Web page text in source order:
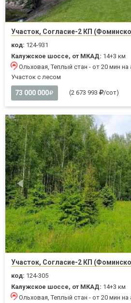
Участок, Согласие-2 КП
код: 124-931
Калужское шоссе, от МКАД: 14+3 км
Ольховая, Теплый стан - от 20 мин на
Участок с лесом
73 000 000 (2 673 993 /сот)
Участок, Согласие-2 КП
код: 124-305
Калужское шоссе, от МКАД: 14+3 км
Ольховая, Теплый стан - от 20 мин на